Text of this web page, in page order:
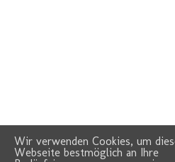
Wir verwenden Cookies, um
Webseite bestmöglich an Ihre